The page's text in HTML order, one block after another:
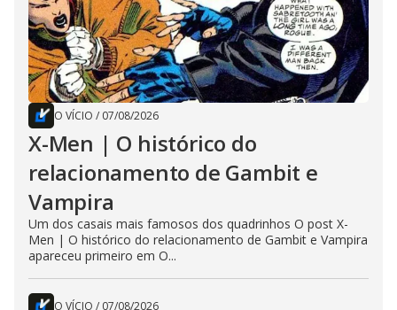
O VÍCIO / 07/08/2026
X-Men | O histórico do
relacionamento de Gambit e
Vampira
Um dos casais mais famosos dos quadrinhos O post X-
Men | O histórico do relacionamento de Gambit e Vampira
apareceu primeiro em O...
O VÍCIO / 07/08/2026